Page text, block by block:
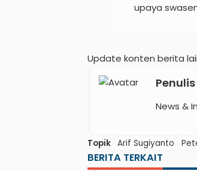
upaya
Update konten berita
Penulis
News &
Topik Arif Sugiyanto
BERITA TERKAIT